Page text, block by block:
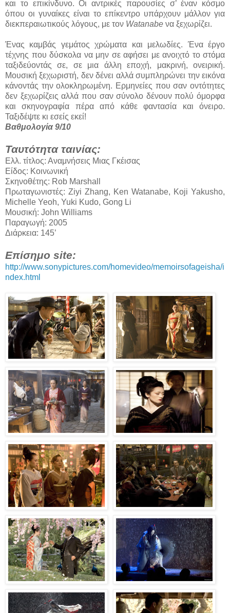
και το επικίνδυνο. Οι αντρικές παρουσίες σ’ έναν κόσμο
όπου οι γυναίκες είναι το επίκεντρο υπάρχουν μάλλον για
διεκπεραιωτικούς λόγους, με τον Watanabe να ξεχωρίζει.
Ένας καμβάς γεμάτος χρώματα και μελωδίες. Ένα έργο
τέχνης που δύσκολα να μην σε αφήσει με ανοιχτό το στόμα
ταξιδεύοντάς σε, σε μια άλλη εποχή, μακρινή, ονειρική.
Μουσική ξεχωριστή, δεν δένει αλλά συμπληρώνει την εικόνα
κάνοντάς την ολοκληρωμένη. Ερμηνείες που σαν οντότητες
δεν ξεχωρίζεις αλλά που σαν σύνολο δένουν πολύ όμορφα
και σκηνογραφία πέρα από κάθε φαντασία και όνειρο.
Ταξιδέψτε κι εσείς εκεί!
Βαθμολογία 9/10
Ταυτότητα ταινίας:
Ελλ. τίτλος: Αναμνήσεις Μιας Γκέισας
Είδος: Κοινωνική
Σκηνοθέτης: Rob Marshall
Πρωταγωνιστές: Ziyi Zhang, Ken Watanabe, Koji Yakusho,
Michelle Yeoh, Yuki Kudo, Gong Li
Μουσική: John Williams
Παραγωγή: 2005
Διάρκεια: 145’
Επίσημο site:
http://www.sonypictures.com/homevideo/memoirsofageisha/i
ndex.html